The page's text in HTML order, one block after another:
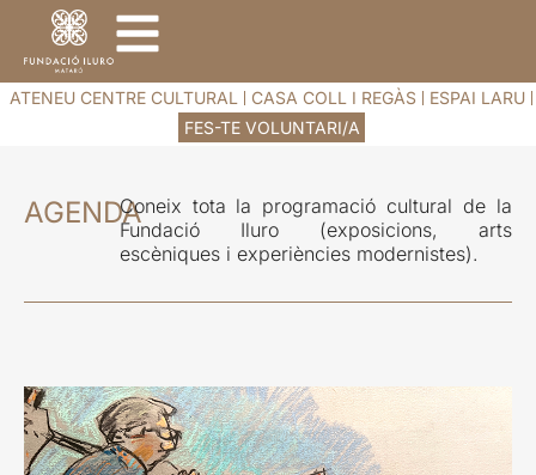
ATENEU CENTRE CULTURAL CASA COLL I REGÀS
ESPAI LARU
FES-TE VOLUNTARI/A
AGENDAConeix tota la programació cultural de la
Fundació Iluro (exposicions, arts
escèniques i experiències modernistes).